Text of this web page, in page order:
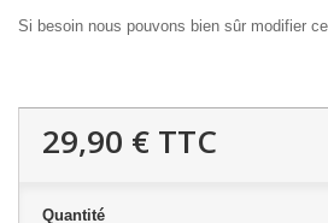
Si besoin nous pouvons bien sûr modifier
29,90 € TTC
Quantité